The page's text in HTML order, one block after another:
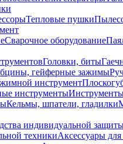
Тепловые пушки
Сварочное оборудование
Головки, биты
гейферные зажимы
инструмент
инструменты
Кельмы, шпатели, гладилки
индивидуальной
техникиАксессуары для